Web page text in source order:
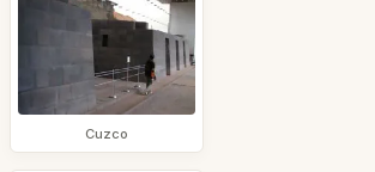
Cuzco